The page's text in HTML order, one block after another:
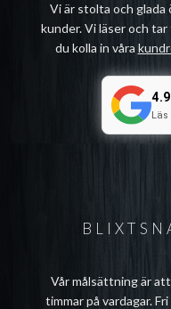
Vår målsättning är
timmar på vardagar.
Vi är stolta och glada
kunder. Vi läser och tar
du kolla in våra
4.9
Läs